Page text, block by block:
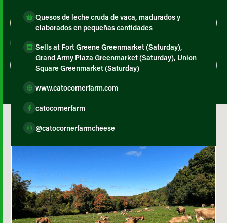
Map View List View
Quesos de leche cruda de vaca, madurados y
elaborados en pequeñas cantidades
Sells at Fort Greene Greenmarket (Saturday),
Grand Army Plaza Greenmarket (Saturday), Union
Square Greenmarket (Saturday)
www.catocornerfarm.com
catocornerfarm
@catocornerfarmcheese